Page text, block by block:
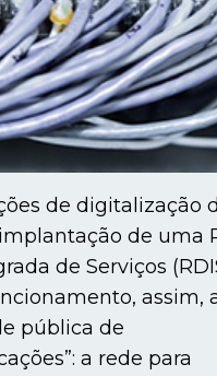
de digitalização
de uma
de Serviços
assim,
pública de
a rede para